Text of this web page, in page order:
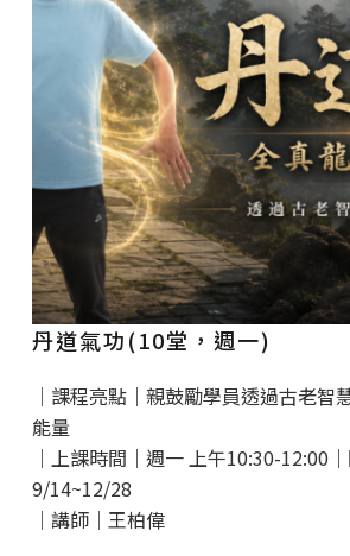
丹道氣功(10堂，週一)
｜課程亮點｜親鼓勵學員透過古老智
能量
｜上課時間｜週一 上午10:30-12:00
9/14~12/28
｜講師｜王柏偉